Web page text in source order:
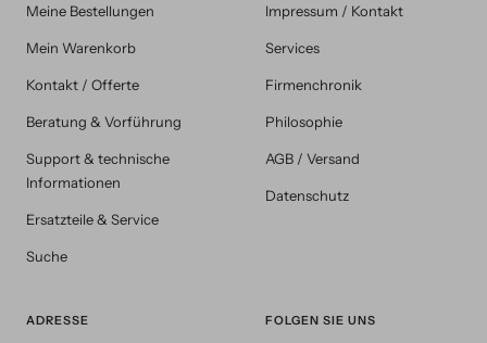
Meine Bestellungen
Mein Warenkorb
Kontakt / Offerte
Beratung & Vorführung
Support & technische
Informationen
Ersatzteile & Service
Suche
Impressum / Kontakt
Services
Firmenchronik
Philosophie
AGB / Versand
Datenschutz
ADRESSE FOLGEN SIE UNS